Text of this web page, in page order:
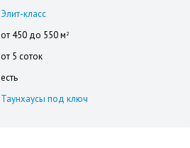
Элит-класс
от 450 до 550 м 2
от 5 соток
есть
Таунхаусы под ключ